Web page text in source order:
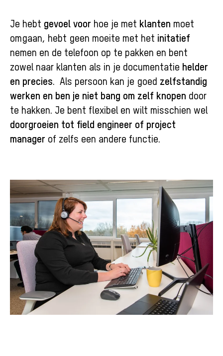
Je hebt gevoel voor hoe je met klanten moet
omgaan, hebt geen moeite met het initatief
nemen en de telefoon op te pakken en bent
zowel naar klanten als in je documentatie helder
en precies. Als persoon kan je goed zelfstandig
werken en ben je niet bang om zelf knopen door
te hakken. Je bent flexibel en wilt misschien wel
doorgroeien tot field engineer of project
manager of zelfs een andere functie.